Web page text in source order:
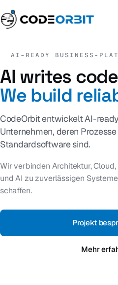
AI-READY BUSINESS-
AI writes
We build
CodeOrbit entwickelt AI-
Unternehmen, deren
Standardsoftware sind.
Wir verbinden Architektur, Cloud,
und AI zu zuverlässigen
schaffen.
Projekt
Mehr